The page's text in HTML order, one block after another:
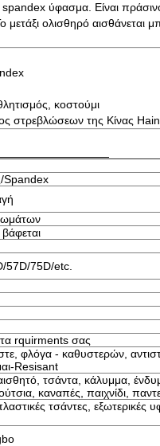
spandex ύφασμα. Είναι
ολισθηρό αισθάνεται
κοστούμι
στρεβλώσεων της Κίνας
Spandex
57D/75D/etc.
rquirments σας
φλόγα - καθυστερών,
Resisant
τσάντα, κάλυμμα,
καναπές, παιχνίδι,
τσάντες, εξωτερικές